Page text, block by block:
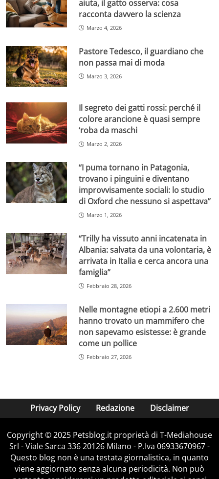
aiuta, il gatto osserva: cosa
racconta davvero la scienza
Marzo 4, 2026
Pastore Tedesco, il guardiano che
non passa mai di moda
Marzo 3, 2026
Il segreto dei gatti rossi: perché il
colore arancione è quasi sempre
‘roba da maschi
Marzo 2, 2026
“I puma tornano in Patagonia,
trovano i pinguini e diventano
improvvisamente sociali: lo studio
di Oxford che nessuno si aspettava”
Marzo 1, 2026
“Trilly ha vissuto anni incatenata in
Albania: salvata da una volontaria, è
arrivata in Italia e cerca ancora una
famiglia”
Febbraio 28, 2026
Nelle montagne etiopi a 2.600 metri
hanno trovato un mammifero che
non sapevamo esistesse: è grande
come un pollice
Febbraio 27, 2026
Privacy Policy Redazione Disclaimer
Copyright © 2025 Petsblog.it proprietà di T-Mediahouse
Srl - Viale Sarca 336 20126 Milano - P.Iva 06933670967 -
Questo blog non è una testata giornalistica, in quanto
viene aggiornato senza alcuna periodicità. Non può